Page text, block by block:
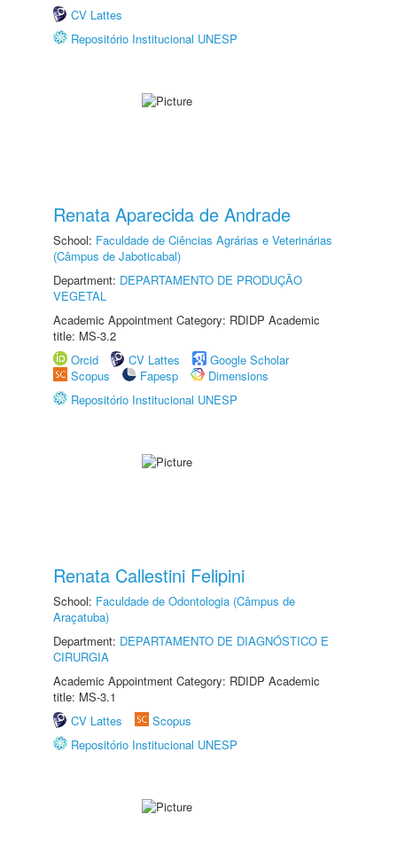
CV Lattes
Repositório Institucional UNESP
Renata Aparecida de Andrade
School: Faculdade de Ciências Agrárias e Veterinárias
(Câmpus de Jaboticabal)
Department: DEPARTAMENTO DE PRODUÇÃO
VEGETAL
Academic Appointment Category: RDIDP Academic
title: MS-3.2
Orcid
CV Lattes
Google Scholar
Scopus
Fapesp
Dimensions
Repositório Institucional UNESP
Renata Callestini Felipini
School: Faculdade de Odontologia (Câmpus de
Araçatuba)
Department: DEPARTAMENTO DE DIAGNÓSTICO E
CIRURGIA
Academic Appointment Category: RDIDP Academic
title: MS-3.1
CV Lattes
Scopus
Repositório Institucional UNESP